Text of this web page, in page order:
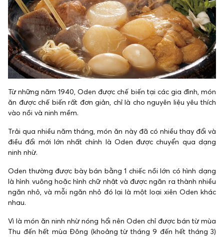
Từ những năm 1940, Oden được chế biến tại các gia đình, món
ăn được chế biến rất đơn giản, chỉ là cho nguyên liệu yêu thích
vào nồi và ninh mềm.
Trải qua nhiều năm tháng, món ăn này đã có nhiều thay đổi và
điều đổi mới lớn nhất chính là Oden được chuyển qua dạng
ninh nhừ.
Oden thường được bày bán bằng 1 chiếc nồi lớn có hình dạng
là hình vuông hoặc hình chữ nhật và được ngăn ra thành nhiều
ngăn nhỏ, và mỗi ngăn nhỏ đó lại là một loại xiên Oden khác
nhau.
Vì là món ăn ninh nhừ nóng hổi nên Oden chỉ được bán từ mùa
Thu đến hết mùa Đông (khoảng từ tháng 9 đến hết tháng 3)